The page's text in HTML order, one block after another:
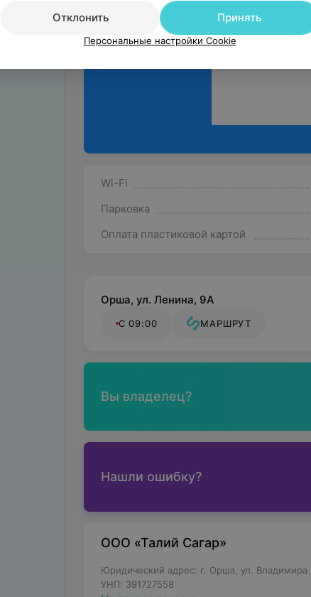
мнением
Wi-Fi
Парковка
Оплата пластиковой картой
Орша, ул. Ленина, 9А
С 09:00 МАРШРУТ
Вы владелец?
Нашли ошибку?
ООО «Талий Сагар»
Юридический адрес: г. Орша, ул. Владимира
УНП: 391727558
Отклонить
Принять
Персональные настройки Cookie